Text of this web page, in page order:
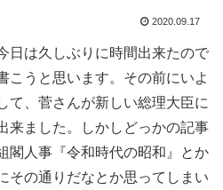
2020.09.17
日は久しぶりに時間出来たので
こうと思います。その前にいよ
て、菅さんが新しい総理大臣に
来ました。しかしどっかの記事
閣人事『令和時代の昭和』とか
その通りだなとか思ってしまい